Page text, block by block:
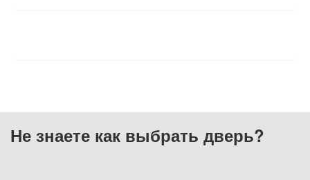
Не знаете как выбрать дверь?